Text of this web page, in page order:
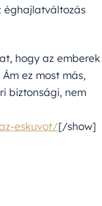
éghajlatváltozás
hogy az emberek
ez most más,
biztonsági, nem
eskuvot/[/show]